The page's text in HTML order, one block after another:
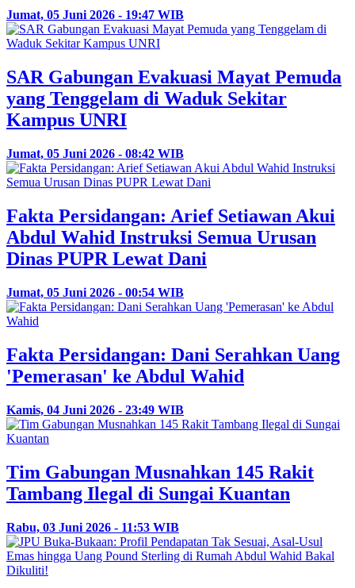
Jumat, 05 Juni 2026 - 19:47 WIB
SAR Gabungan Evakuasi Mayat Pemuda
yang Tenggelam di Waduk Sekitar
Kampus UNRI
Jumat, 05 Juni 2026 - 08:42 WIB
Fakta Persidangan: Arief Setiawan Akui
Abdul Wahid Instruksi Semua Urusan
Dinas PUPR Lewat Dani
Jumat, 05 Juni 2026 - 00:54 WIB
Fakta Persidangan: Dani Serahkan Uang
'Pemerasan' ke Abdul Wahid
Kamis, 04 Juni 2026 - 23:49 WIB
Tim Gabungan Musnahkan 145 Rakit
Tambang Ilegal di Sungai Kuantan
Rabu, 03 Juni 2026 - 11:53 WIB